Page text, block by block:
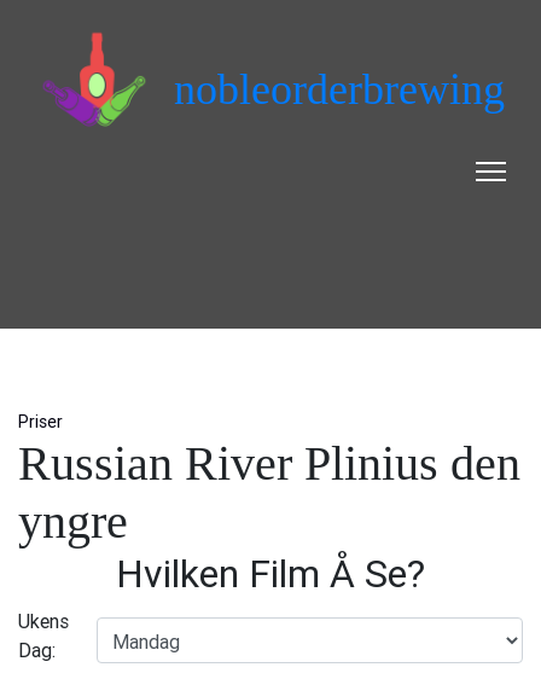
nobleorderbrewing
Priser
Russian River Plinius den
yngre
Hvilken Film Å Se?
Ukens
Dag: